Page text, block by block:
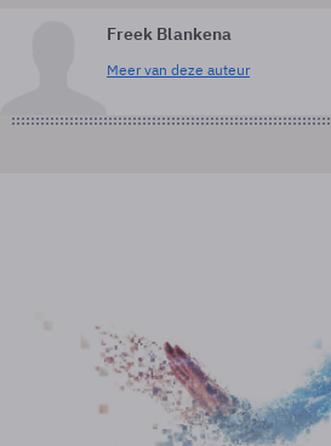
Freek Blankena
Meer van deze auteur